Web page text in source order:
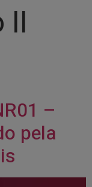
II
–
pela